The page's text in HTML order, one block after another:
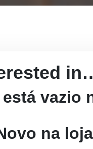
vazio
na loja